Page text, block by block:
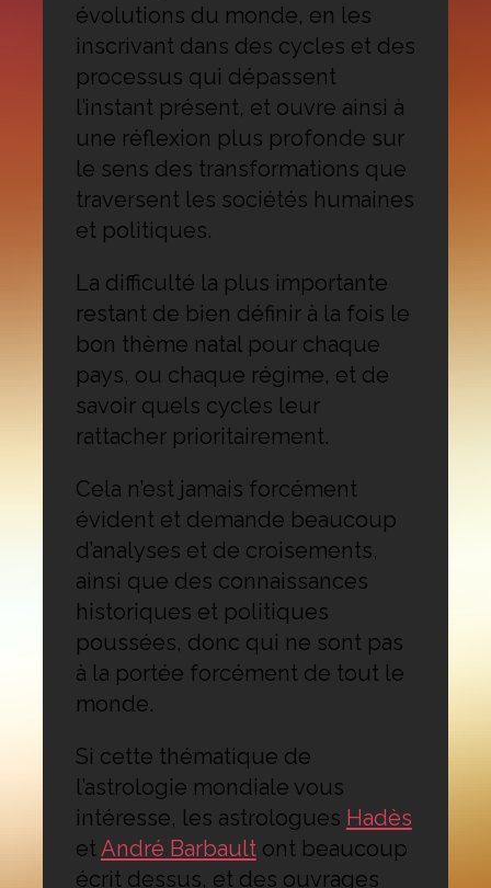
évolutions du monde, en les
inscrivant dans des cycles et des
processus qui dépassent
l’instant présent, et ouvre ainsi à
une réflexion plus profonde sur
le sens des transformations que
traversent les sociétés humaines
et politiques.
La difficulté la plus importante
restant de bien définir à la fois le
bon thème natal pour chaque
pays, ou chaque régime, et de
savoir quels cycles leur
rattacher prioritairement.
Cela n’est jamais forcément
évident et demande beaucoup
d’analyses et de croisements,
ainsi que des connaissances
historiques et politiques
poussées, donc qui ne sont pas
à la portée forcément de tout le
monde.
Si cette thématique de
l’astrologie mondiale vous
intéresse, les astrologues Hadès
et André Barbaultont beaucoup
écrit dessus, et des ouvrages